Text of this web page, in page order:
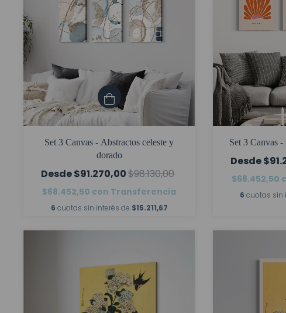
Set 3 Canvas - Abstractos celeste y
dorado
$91.270,00$98.130,00
$68.452,50 con Transferencia
6 cuotas sin interés de $15.211,67
Set 3 Canvas
$68.452,50
6 cuotas sin